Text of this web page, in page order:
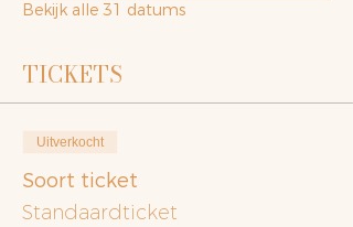
Bekijk alle 31 datums
TICKETS
Uitverkocht
Soort ticket
Standaardticket